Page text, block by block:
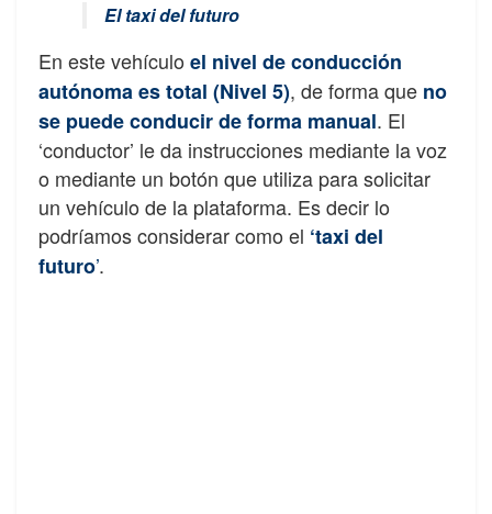
El taxi del futuro
En este vehículo el nivel de conducción
autónoma es total (Nivel 5), de forma que no
se puede conducir de forma manual. El
‘conductor’ le da instrucciones mediante la voz
o mediante un botón que utiliza para solicitar
un vehículo de la plataforma. Es decir lo
podríamos considerar como el ‘taxi del
futuro’.